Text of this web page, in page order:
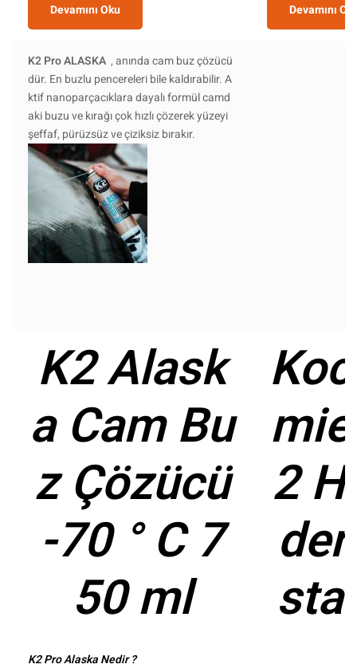
Devamını Oku Devamını
K2 Pro ALASKA, anında cam buz çözücü
dür. En buzlu pencereleri bile kaldırabilir. A
ktif nanoparçacıklara dayalı formül camd
aki buzu ve kırağı çok hızlı çözerek yüzeyi
şeffaf, pürüzsüz ve çiziksiz bırakır.
K2 Alask
a Cam Bu
z Çözücü
-70 ° C 7
50 ml
K2 Pro Alaska Nedir ?
2